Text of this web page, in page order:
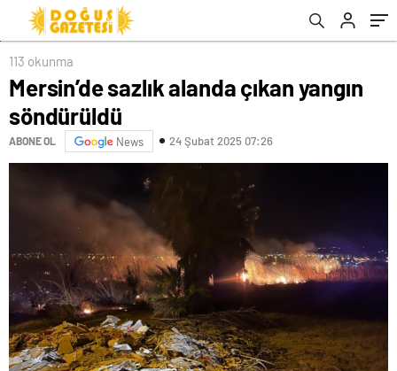
113 okunma
Mersin’de sazlık alanda çıkan yangın
söndürüldü
ABONE OL News 24 Şubat 2025 07:26